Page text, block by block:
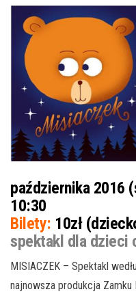
października 2016
10:30
Bilety: 10zł
spektakl dla dzieci
MISIACZEK – Spektakl
najnowsza produkcja